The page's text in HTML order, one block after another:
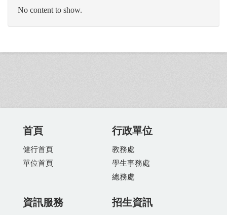
No content to show.
首頁
健行首頁
單位首頁
行政單位
教務處
學生事務處
總務處
資訊服務 招生資訊